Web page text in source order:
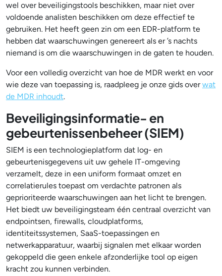
wel over beveiligingstools beschikken, maar niet over
voldoende analisten beschikken om deze effectief te
gebruiken. Het heeft geen zin om een EDR-platform te
hebben dat waarschuwingen genereert als er ’s nachts
niemand is om die waarschuwingen in de gaten te houden.
Voor een volledig overzicht van hoe de MDR werkt en voor
wie deze van toepassing is, raadpleeg je onze gids overwat
de MDR inhoudt.
Beveiligingsinformatie- en
gebeurtenissenbeheer (SIEM)
SIEM is een technologieplatform dat log- en
gebeurtenisgegevens uit uw gehele IT-omgeving
verzamelt, deze in een uniform formaat omzet en
correlatierules toepast om verdachte patronen als
geprioriteerde waarschuwingen aan het licht te brengen.
Het biedt uw beveiligingsteam één centraal overzicht van
endpointsen, firewalls, cloudplatforms,
identiteitssystemen, SaaS-toepassingen en
netwerkapparatuur, waarbij signalen met elkaar worden
gekoppeld die geen enkele afzonderlijke tool op eigen
kracht zou kunnen verbinden.